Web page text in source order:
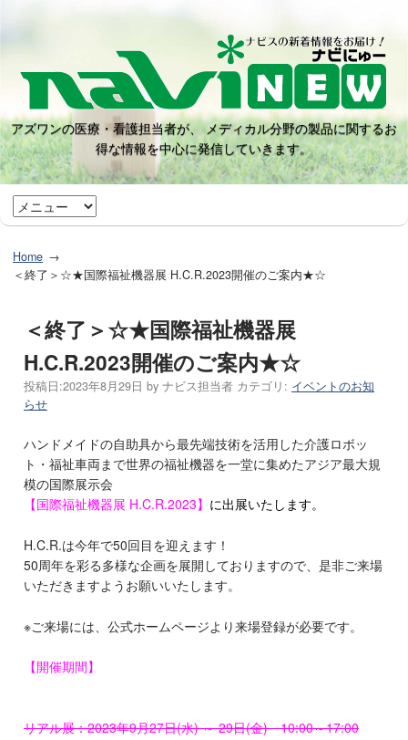
アズワンの医療・看護担当者が、 メディカル分野の製品に関するお
得な情報を中心に発信していきます。
Home
＜終了＞☆★国際福祉機器展 H.C.R.2023開催のご案内★☆
＜終了＞☆★国際福祉機器展
H.C.R.2023開催のご案内★☆
投稿日:2023年8月29日 by ナビス担当者 カテゴリ: イベントのお知
らせ
ハンドメイドの自助具から最先端技術を活用した介護ロボッ
ト・福祉車両まで世界の福祉機器を一堂に集めたアジア最大規
模の国際展示会
【国際福祉機器展 H.C.R.2023】 に出展いたします。
H.C.R.は今年で50回目を迎えます！
50周年を彩る多様な企画を展開しておりますので、是非ご来場
いただきますようお願いいたします。
※ご来場には、公式ホームページより来場登録が必要です。
【開催期間】
リアル展：2023年9月27日(水) ～ 29日(金) 10:00～17:00